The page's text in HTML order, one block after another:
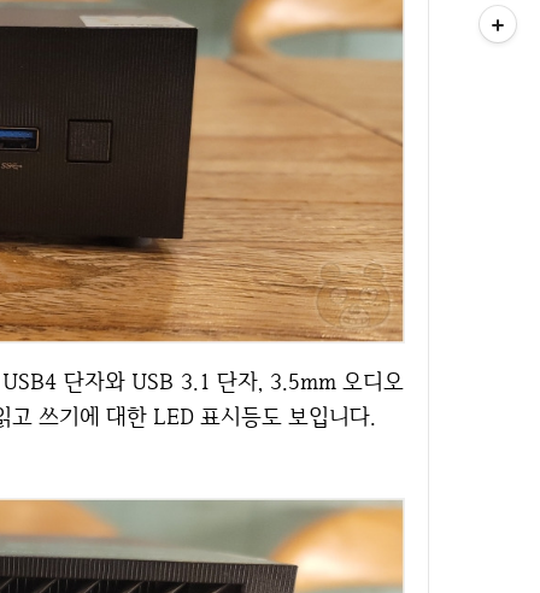
쓰기에 대한 LED 표시등도 보입니다.